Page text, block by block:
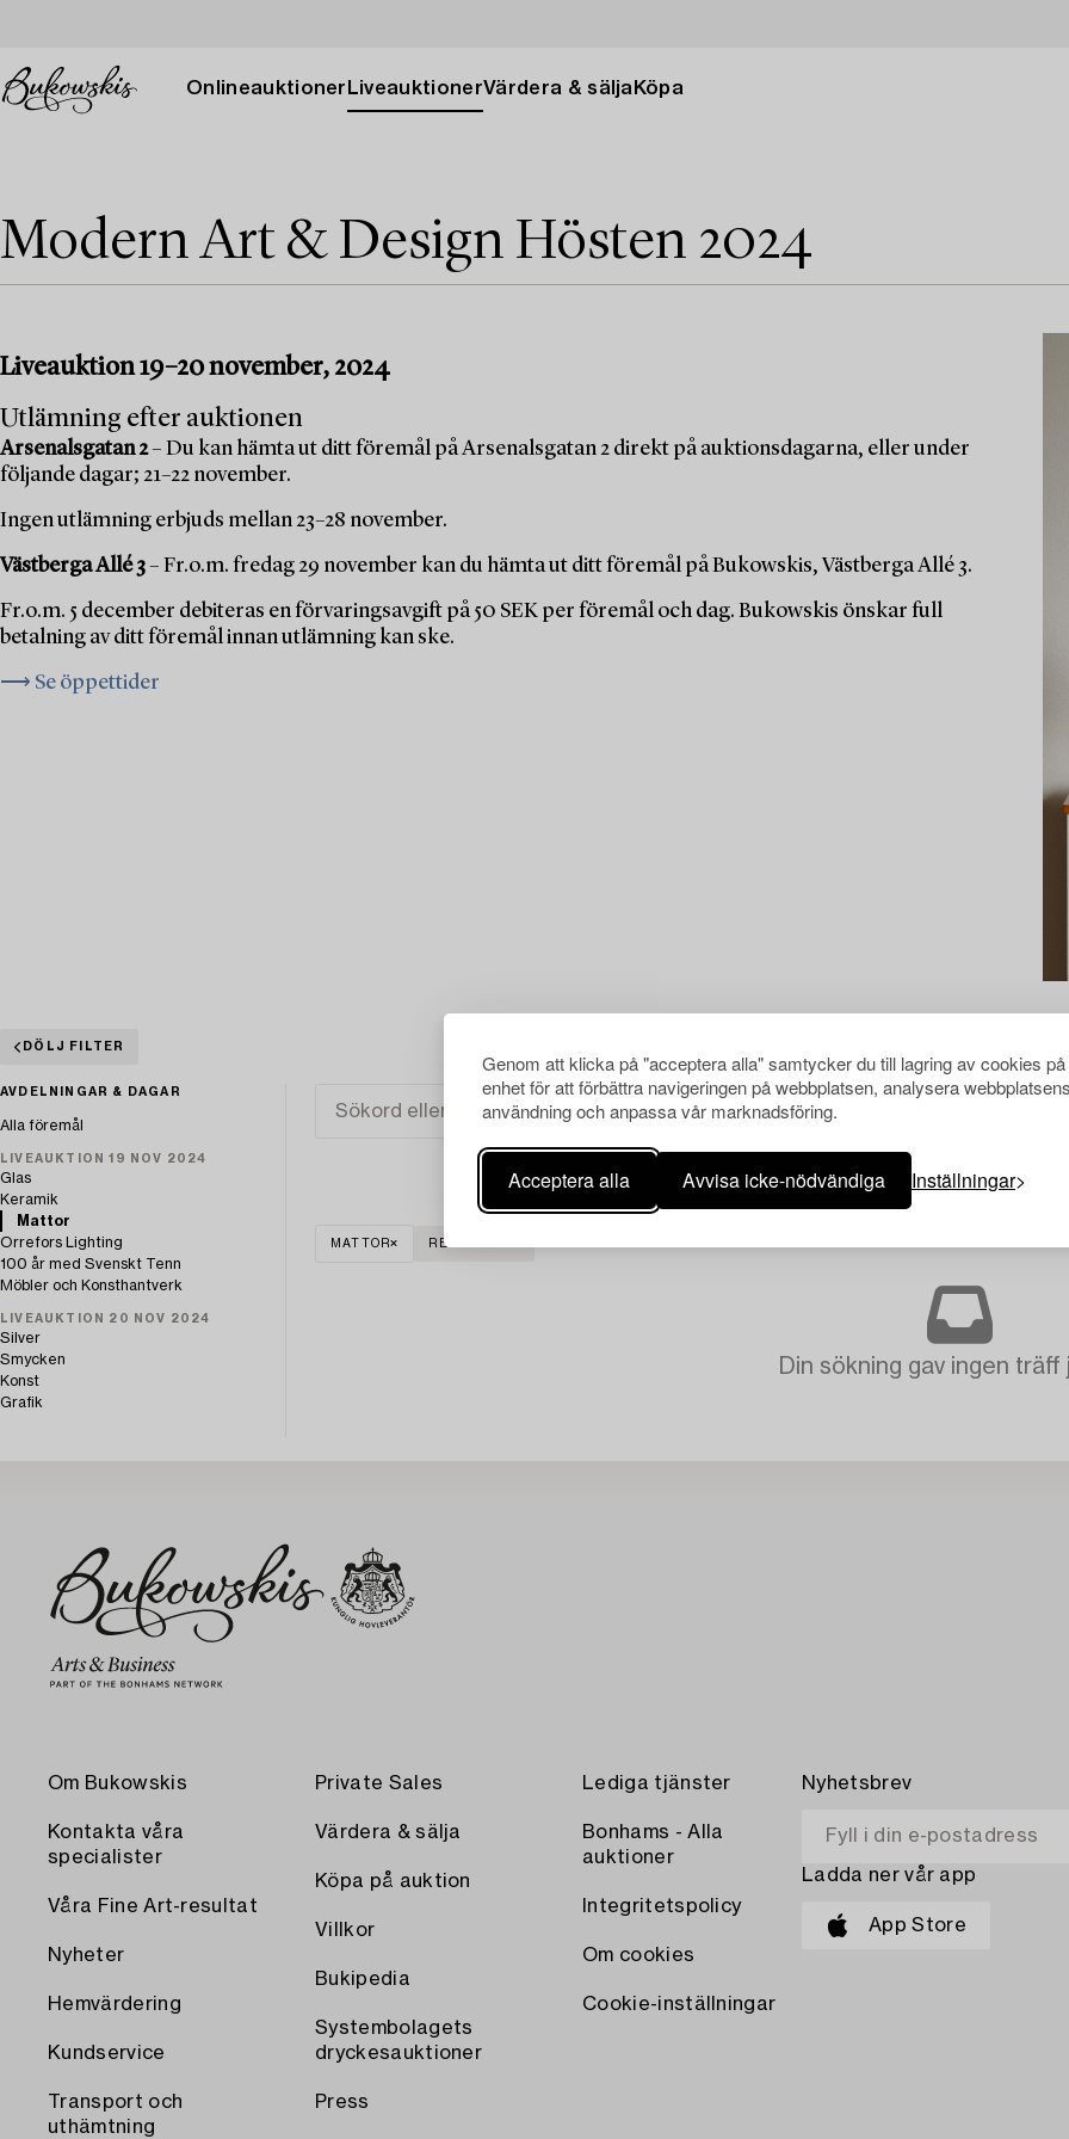
Genom att klicka på "acceptera alla" samtycker du till lagring av cookies
enhet för att förbättra navigeringen på webbplatsen, analysera
användning och anpassa vår marknadsföring.
Acceptera alla Avvisa icke-nödvändiga Inställningar
Onlineauktioner LiveauktionerVärdera & sälja Köpa
Modern Art & Design Hösten 2024
Liveauktion 19–20 november, 2024
Utlämning efter auktionen
Arsenalsgatan 2– Du kan hämta ut ditt föremål på Arsenalsgatan 2 direkt på auktionsdagarna, eller under
följande dagar; 21–22 november.
Ingen utlämning erbjuds mellan 23–28 november.
Västberga Allé 3– Fr.o.m. fredag 29 november kan du hämta ut ditt föremål på Bukowskis, Västberga Allé 3.
Fr.o.m. 5 december debiteras en förvaringsavgift på 50 SEK per föremål och dag. Bukowskis önskar full
betalning av ditt föremål innan utlämning kan ske.
⟶ Se öppettider
DÖLJ FILTER
AVDELNINGAR & DAGAR
Alla föremål
LIVEAUKTION 19 NOV 2024
Glas
Keramik
Mattor
Orrefors Lighting
100 år med Svenskt Tenn
Möbler och Konsthantverk
LIVEAUKTION 20 NOV 2024
Silver
Smycken
Konst
Grafik
MATTOR RENSA ALLA
Din sökning gav ingen träff
Om Bukowskis
Kontakta våra
specialister
Våra Fine Art-resultat
Nyheter
Hemvärdering
Kundservice
Transport och
uthämtning
Private Sales
Värdera & sälja
Köpa på auktion
Villkor
Bukipedia
Systembolagets
dryckesauktioner
Press
Lediga tjänster
Bonhams - Alla
auktioner
Integritetspolicy
Om cookies
Cookie-inställningar
Nyhetsbrev
Ladda ner vår app
App Store